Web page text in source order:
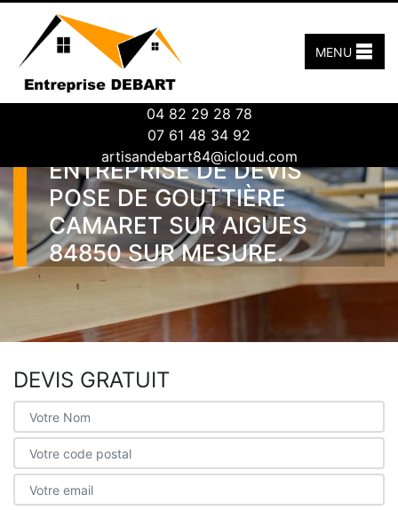
04 82 29 28 78
07 61 48 34 92
artisandebart84@icloud.com
MENU
ENTREPRISE DE DEVIS
POSE DE GOUTTIÈRE
CAMARET SUR AIGUES
84850 SUR MESURE.
DEVIS GRATUIT